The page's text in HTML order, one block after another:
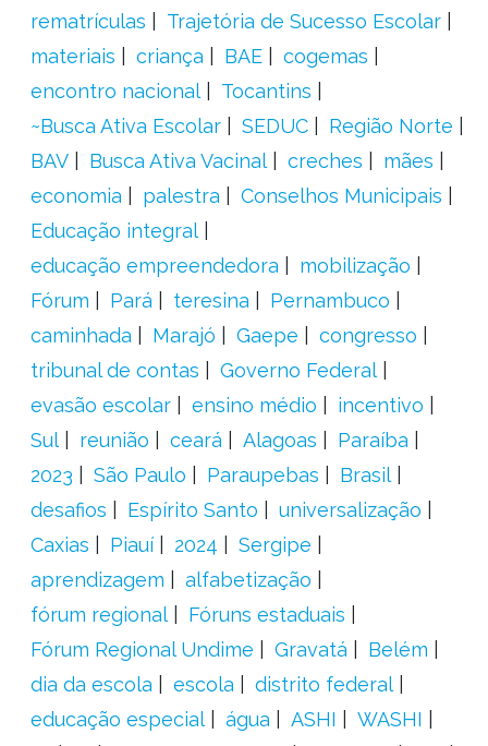
rematrículas
Trajetória de Sucesso Escolar
materiais
criança BAE
cogemas
encontro nacional
Tocantins
~Busca Ativa Escolar
SEDUC
Região Norte
BAV
Busca Ativa Vacinal creches
mães
economia
palestra
Conselhos Municipais
Educação integral
educação empreendedora
mobilização
Fórum
Pará teresina
Pernambuco
caminhada
Marajó Gaepe
congresso
tribunal de contas
Governo Federal
evasão escolar
ensino médio
incentivo
Sul
reunião ceará Alagoas
Paraíba
2023
São Paulo Paraupebas
Brasil
desafios
Espírito Santo
universalização
Caxias
Piauí 2024
Sergipe
aprendizagem
alfabetização
fórum regional
Fóruns estaduais
Fórum Regional Undime
Gravatá
Belém
dia da escola
escola
distrito federal
educação especial
água ASHI
WASHI